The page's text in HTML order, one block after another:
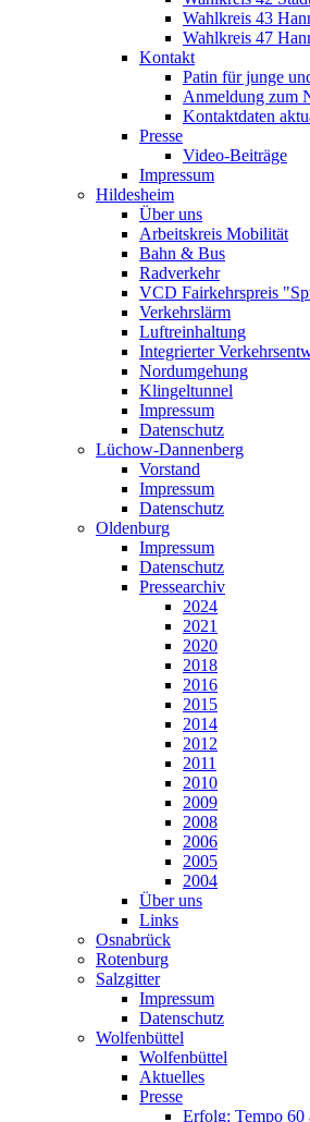
Wahlkreis 43
Wahlkreis 47
Kontakt
Patin für junge
Anmeldung zum
Kontaktdaten
Presse
Video-Beiträge
Impressum
Hildesheim
Über uns
Arbeitskreis Mobilität
Bahn & Bus
Radverkehr
VCD Fairkehrspreis
Verkehrslärm
Luftreinhaltung
Integrierter
Nordumgehung
Klingeltunnel
Impressum
Datenschutz
Lüchow-Dannenberg
Vorstand
Impressum
Datenschutz
Oldenburg
Impressum
Datenschutz
Pressearchiv
2024
2021
2020
2018
2016
2015
2014
2012
2011
2010
2009
2008
2006
2005
2004
Über uns
Links
Osnabrück
Rotenburg
Salzgitter
Impressum
Datenschutz
Wolfenbüttel
Wolfenbüttel
Aktuelles
Presse
Erfolg: Tempo 60